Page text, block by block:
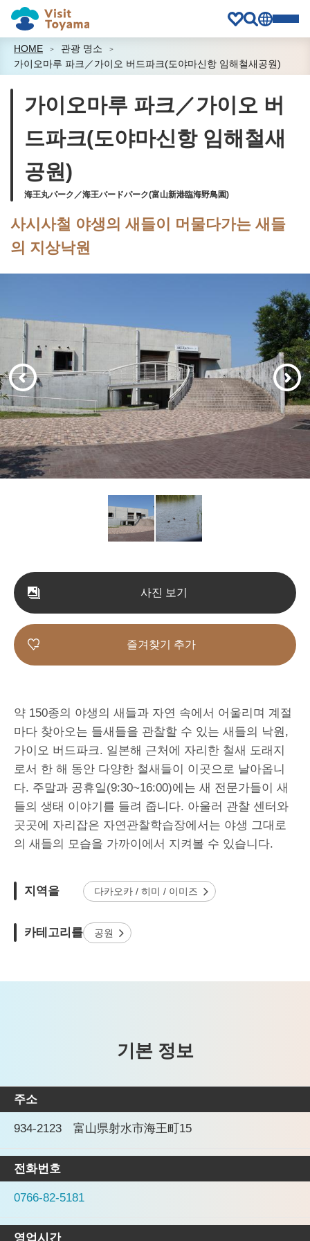
HOME
관광 명소
가이오마루 파크／가이오 버드파크(도야마신항 임해철새공원)
가이오마루 파크／가이오 버
드파크(도야마신항 임해철새
공원)
海王丸パーク／海王バードパーク(富山新港臨海野鳥園)
사시사철 야생의 새들이 머물다가는 새들
의 지상낙원
사진 보기
즐겨찾기 추가
약 150종의 야생의 새들과 자연 속에서 어울리며 계절
마다 찾아오는 들새들을 관찰할 수 있는 새들의 낙원,
가이오 버드파크. 일본해 근처에 자리한 철새 도래지
로서 한 해 동안 다양한 철새들이 이곳으로 날아옵니
다. 주말과 공휴일(9:30~16:00)에는 새 전문가들이 새
들의 생태 이야기를 들려 줍니다. 아울러 관찰 센터와
곳곳에 자리잡은 자연관찰학습장에서는 야생 그대로
의 새들의 모습을 가까이에서 지켜볼 수 있습니다.
지역을 다카오카 / 히미 / 이미즈
카테고리를 공원
기본 정보
주소
934-2123 富山県射水市海王町15
전화번호
0766-82-5181
영업시간